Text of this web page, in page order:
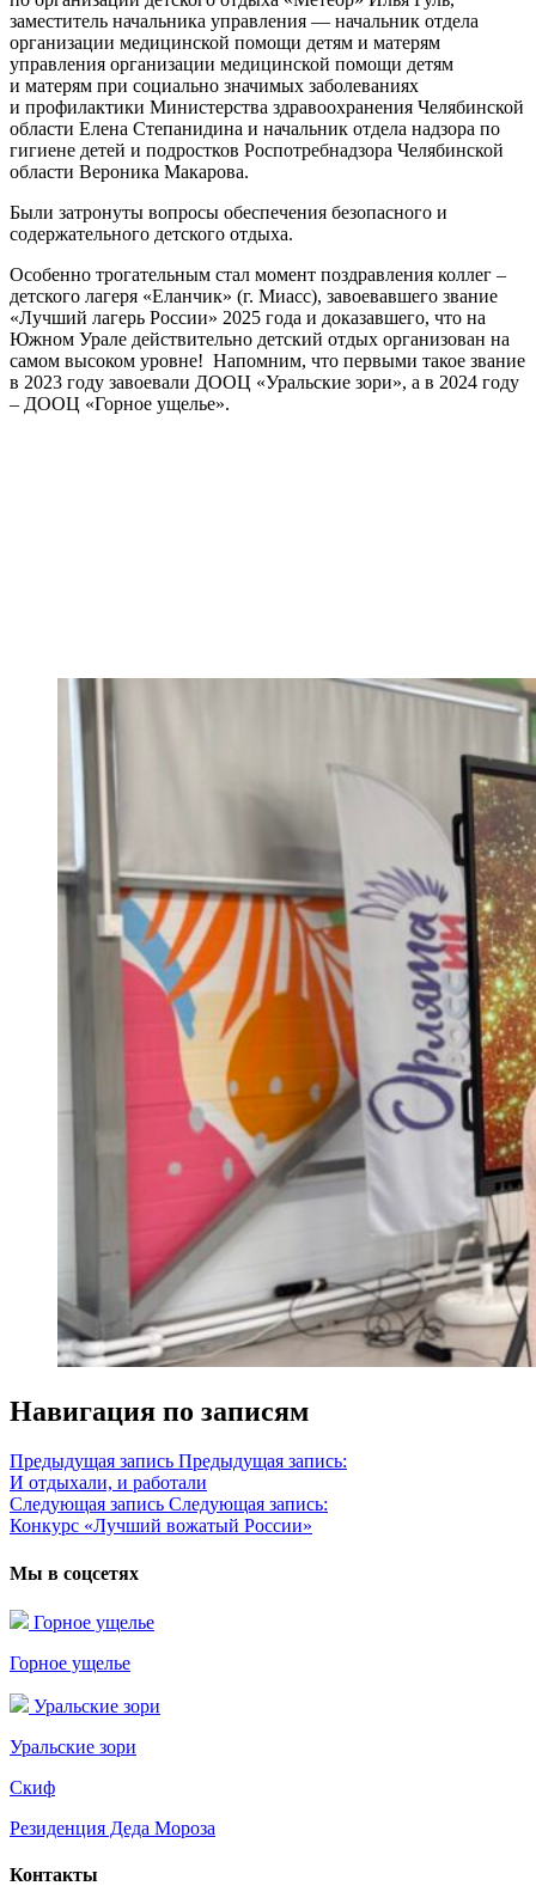
заместитель начальника управления — начальник отдела
организации медицинской помощи детям и матерям
управления организации медицинской помощи детям
и матерям при социально значимых заболеваниях
и профилактики Министерства здравоохранения Челябинской
области Елена Степанидина и начальник отдела надзора по
гигиене детей и подростков Роспотребнадзора Челябинской
области Вероника Макарова.
Были затронуты вопросы обеспечения безопасного и
содержательного детского отдыха.
Особенно трогательным стал момент поздравления коллег –
детского лагеря «Еланчик» (г. Миасс), завоевавшего звание
«Лучший лагерь России» 2025 года и доказавшего, что на
Южном Урале действительно детский отдых организован на
самом высоком уровне! Напомним, что первыми такое звание
в 2023 году завоевали ДООЦ «Уральские зори», а в 2024 году
– ДООЦ «Горное ущелье».
Навигация по записям
Предыдущая запись Предыдущая запись:
И отдыхали, и работали
Следующая запись Следующая запись:
Конкурс «Лучший вожатый России»
Мы в соцсетях
Горное ущелье
Горное ущелье
Уральские зори
Уральские зори
Скиф
Резиденция Деда Мороза
Контакты